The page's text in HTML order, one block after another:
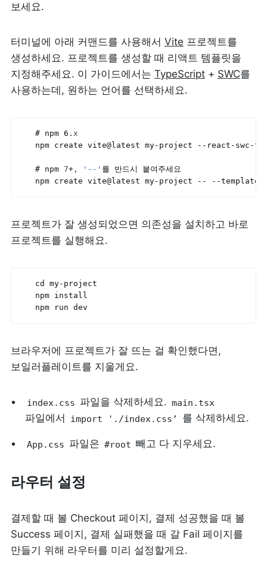
보세요.
터미널에 아래 커맨드를 사용해서 Vite 프로젝트를
생성하세요. 프로젝트를 생성할 때 리액트 템플릿을
지정해주세요. 이 가이드에서는 TypeScript + SWC를
사용하는데, 원하는 언어를 선택하세요.
# npm 6. x
npm create vite@latest my- project -- react - swc -ts
# npm 7+, '--' 를 반드시 붙여주세요
npm create vite@latest my- project -- --template
프로젝트가 잘 생성되었으면 의존성을 설치하고 바로
프로젝트를 실행해요.
cd my- project
npm install
npm
run dev
브라우저에 프로젝트가 잘 뜨는 걸 확인했다면,
보일러플레이트를 지울게요.
index.css 파일을 삭제하세요. main.tsx
파일에서 import './index.css’ 를 삭제하세요.
App.css 파일은 #root 빼고 다 지우세요.
라우터 설정
결제할 때 볼 Checkout 페이지, 결제 성공했을 때 볼
Success 페이지, 결제 실패했을 때 갈 Fail 페이지를
만들기 위해 라우터를 미리 설정할게요.